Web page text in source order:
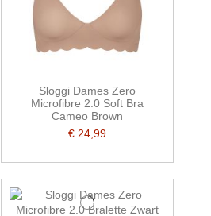
Sloggi Dames Zero
Microfibre 2.0 Soft Bra
Cameo Brown
€ 24,99